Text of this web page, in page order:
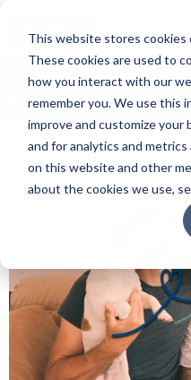
This website stores cookies
These cookies are used to
how you interact with our
remember you. We use this
improve and customize your
and for analytics and
on this website and other
about the cookies we use,
ADAPTIL HU Blog
9 tipp,
érkezésére!
Szeretne feliratkozni
blogunkra?